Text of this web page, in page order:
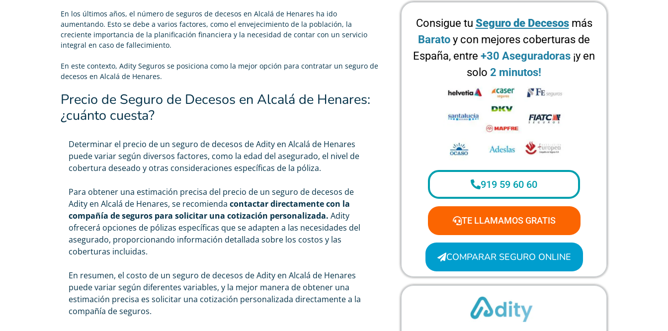
En los últimos años, el número de seguros de decesos en Alcalá de Henares ha ido
aumentando. Esto se debe a varios factores, como el envejecimiento de la población, la
creciente importancia de la planificación financiera y la necesidad de contar con un servicio
integral en caso de fallecimiento.
En este contexto, Adity Seguros se posiciona como la mejor opción para contratar un seguro de
decesos en Alcalá de Henares.
Precio de Seguro de Decesos en Alcalá de Henares:
¿cuánto cuesta?
Determinar el precio de un seguro de decesos de Adity en Alcalá de Henares
puede variar según diversos factores, como la edad del asegurado, el nivel de
cobertura deseado y otras consideraciones específicas de la póliza.
Para obtener una estimación precisa del precio de un seguro de decesos de
Adity en Alcalá de Henares, se recomienda contactar directamente con la
compañía de seguros para solicitar una cotización personalizada. Adity
ofrecerá opciones de pólizas específicas que se adapten a las necesidades del
asegurado, proporcionando información detallada sobre los costos y las
coberturas incluidas.
En resumen, el costo de un seguro de decesos de Adity en Alcalá de Henares
puede variar según diferentes variables, y la mejor manera de obtener una
estimación precisa es solicitar una cotización personalizada directamente a la
compañía de seguros.
Consigue tu Seguro de Decesosmás
Barato y con mejores coberturas de
España, entre +30 Aseguradoras ¡y en
solo 2 minutos!
919 59 60 60
TE LLAMAMOS GRATIS
COMPARAR SEGURO ONLINE